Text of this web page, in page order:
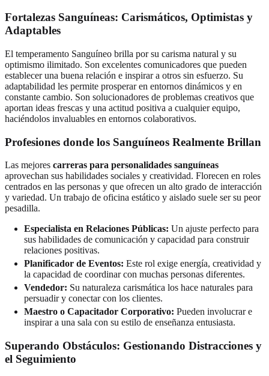
Fortalezas Sanguíneas: Carismáticos, Optimistas y
Adaptables
El temperamento Sanguíneo brilla por su carisma natural y su
optimismo ilimitado. Son excelentes comunicadores que pueden
establecer una buena relación e inspirar a otros sin esfuerzo. Su
adaptabilidad les permite prosperar en entornos dinámicos y en
constante cambio. Son solucionadores de problemas creativos que
aportan ideas frescas y una actitud positiva a cualquier equipo,
haciéndolos invaluables en entornos colaborativos.
Profesiones donde los Sanguíneos Realmente Brillan
Las mejores carreras para personalidades sanguíneas
aprovechan sus habilidades sociales y creatividad. Florecen en roles
centrados en las personas y que ofrecen un alto grado de interacción
y variedad. Un trabajo de oficina estático y aislado suele ser su peor
pesadilla.
Especialista en Relaciones Públicas: Un ajuste perfecto para
sus habilidades de comunicación y capacidad para construir
relaciones positivas.
Planificador de Eventos: Este rol exige energía, creatividad y
la capacidad de coordinar con muchas personas diferentes.
Vendedor: Su naturaleza carismática los hace naturales para
persuadir y conectar con los clientes.
Maestro o Capacitador Corporativo: Pueden involucrar e
inspirar a una sala con su estilo de enseñanza entusiasta.
Superando Obstáculos: Gestionando Distracciones y
el Seguimiento